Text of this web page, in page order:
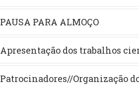
PAUSA PARA ALMOÇO
Apresentação dos trabalhos
Patrocinadores//Organização